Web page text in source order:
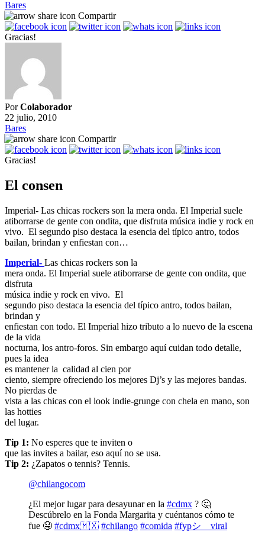
Bares
Compartir
Gracias!
PorColaborador
22 julio, 2010
Bares
Compartir
Gracias!
El consen
Imperial- Las chicas rockers son la mera onda. El Imperial suele
atiborrarse de gente con ondita, que disfruta música indie y rock en
vivo. El segundo piso destaca la esencia del típico antro, todos
bailan, brindan y enfiestan con…
Imperial- Las chicas rockers son la
mera onda. El Imperial suele atiborrarse de gente con ondita, que
disfruta
música indie y rock en vivo. El
segundo piso destaca la esencia del típico antro, todos bailan,
brindan y
enfiestan con todo. El Imperial hizo tributo a lo nuevo de la escena
de la vida
nocturna, los antro-foros. Sin embargo aquí cuidan todo detalle,
pues la idea
es mantener la calidad al cien por
ciento, siempre ofreciendo los mejores Dj’s y las mejores bandas.
No pierdas de
vista a las chicas con el look indie-grunge con chela en mano, son
las hotties
del lugar.
Tip 1: No esperes que te inviten o
que las invites a bailar, eso aquí no se usa.
Tip 2: ¿Zapatos o tennis? Tennis.
@chilangocom
¿El mejor lugar para desayunar en la #cdmx ? 🤔
Descúbrelo en la Fonda Margarita y cuéntanos cómo te
fue 🤤 #cdmx🇲🇽 #chilango #comida #fypシ゚viral